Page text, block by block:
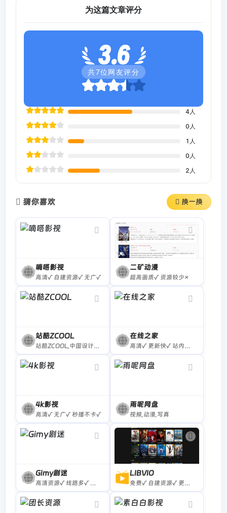
为这篇文章评分
3.6
共7位网友评分
4 人
0 人
1 人
0 人
2 人
猜你喜欢 换一换
嘀嗒影视
高清√ 自建资源√ 无广√
二矿动漫
超高画质√ 资源较少×
站酷ZCOOL
站酷ZCOOL,中国设计师互动平台.深耕设计领域十五年,站酷聚集了1500万设计师、摄影师、插画师、艺术家、创意人,提供创意设计素材,正版商业高清图片,创意设计师群体中具有较高的影响力与号召力。
在线之家
高清√ 更新快√ 站内广告×
4k影视
高清√ 无广√ 秒播不卡√
雨呢网盘
视频,动漫,写真
Gimy剧迷
高清资源√ 线路多√ 少量擦边广告×
LIBVIO
免费√ 自建资源√ 更新快√